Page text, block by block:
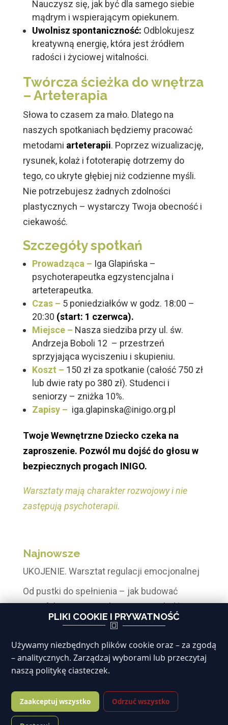
Nauczysz się, jak być dla samego siebie
mądrym i wspierającym opiekunem.
Uwolnisz spontaniczność: Odblokujesz
kreatywną energię, która jest źródłem
radości i życiowej witalności.
Twórcza ścieżka do wnętrza
– Arteterapia
Słowa to czasem za mało. Dlatego na
naszych spotkaniach będziemy pracować
metodami arteterapii. Poprzez wizualizację,
rysunek, kolaż i fototerapię dotrzemy do
tego, co ukryte głębiej niż codzienne myśli.
Nie potrzebujesz żadnych zdolności
plastycznych – wystarczy Twoja obecność i
ciekawość.
Szczegóły spotkań
Prowadząca – Iga Glapińska –
psychoterapeutka egzystencjalna i
arteterapeutka.
Czas – 5 poniedziałków w godz. 18:00 –
20:30 (start: 1 czerwca).
Miejsce – Nasza siedziba przy ul. św.
Andrzeja Boboli 12 – przestrzeń
sprzyjająca wyciszeniu i skupieniu.
Koszt – 150 zł za spotkanie (całość 750 zł
lub dwie raty po 380 zł). Studenci i
seniorzy – zniżka 10%.
Zapisy – iga.glapinska@inigo.org.pl
Twoje Wewnętrzne Dziecko czeka na
zaproszenie. Pozwól mu dojść do głosu w
bezpiecznych progach INIGO.
Warsztaty mają charakter rozwojowy i nie
zastępują psychoterapii.
Najnowsze
UKOJENIE. Warsztat regulacji emocjonalnej
Od pustki do spełnienia – jak budować
satysfakcjonujące relacji z innymi ludźmi
Powstaje pierwszy Męski Krąg INIGO w
Warszawie
Psychoterapia grupowa dla osób
konsekrowanych
Superwizja jako kluczowy element ciągłego
rozwoju i profilaktyki zawodowej
PLIKI COOKIE I PRYWATNOŚĆ
Używamy niezbędnych plików cookie oraz – za zgodą
– analitycznych. Zarządzaj wyborami lub przeczytaj
naszą politykę ciasteczek.
Zaakceptuj wszystko Odrzuć wszystko